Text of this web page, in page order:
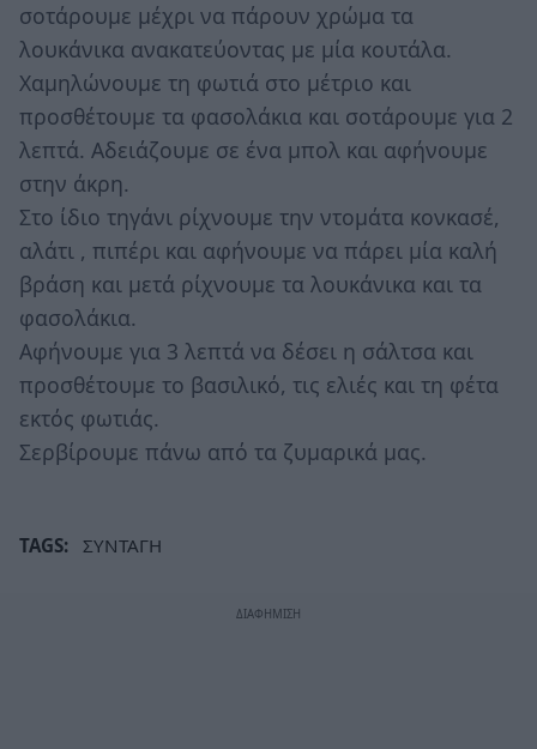
σοτάρουμε μέχρι να πάρουν χρώμα τα
λουκάνικα ανακατεύοντας με μία κουτάλα.
Χαμηλώνουμε τη φωτιά στο μέτριο και
προσθέτουμε τα φασολάκια και σοτάρουμε για 2
λεπτά. Αδειάζουμε σε ένα μπολ και αφήνουμε
στην άκρη.
Στο ίδιο τηγάνι ρίχνουμε την ντομάτα κονκασέ,
αλάτι , πιπέρι και αφήνουμε να πάρει μία καλή
βράση και μετά ρίχνουμε τα λουκάνικα και τα
φασολάκια.
Αφήνουμε για 3 λεπτά να δέσει η σάλτσα και
προσθέτουμε το βασιλικό, τις ελιές και τη φέτα
εκτός φωτιάς.
Σερβίρουμε πάνω από τα ζυμαρικά μας.
TAGS: ΣΥΝΤΑΓΗ